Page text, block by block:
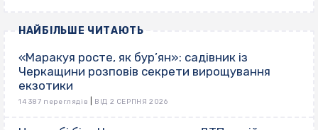
НАЙБІЛЬШЕ ЧИТАЮТЬ
«Маракуя росте, як бур’ян»: садівник із
Черкащини розповів секрети вирощування
екзотики
14 387 переглядів ВІД 2 СЕРПНЯ 2026